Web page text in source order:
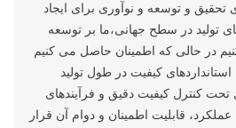
تحقیق و توسعه و نوآوری برای ایجاد
تولید در سطح جهانی،ما بر توسعه
در حالی که اطمینان حاصل می کنیم
کیفیت در طول تولید
کنترل کیفیت دقیق و فرآیندهای
قابلیت اطمینان و دوام آن قرار